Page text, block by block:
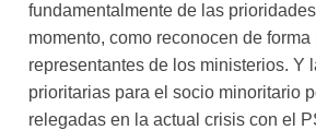
fundamentalmente de las
momento, como reconocen de
representantes de los ministerios. Y
prioritarias para el socio minoritario
relegadas en la actual crisis con el